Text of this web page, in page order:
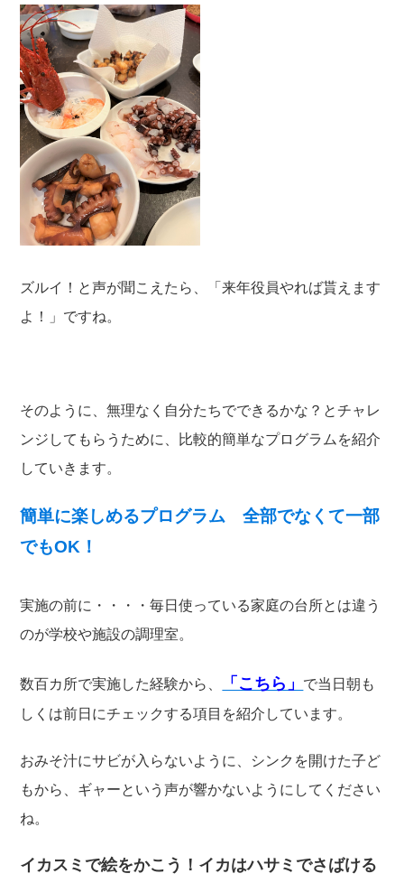
ズルイ！と声が聞こえたら、「来年役員やれば貰えます
よ！」ですね。
そのように、無理なく自分たちでできるかな？とチャレ
ンジしてもらうために、比較的簡単なプログラムを紹介
していきます。
簡単に楽しめるプログラム 全部でなくて一部
でもOK！
実施の前に・・・・毎日使っている家庭の台所とは違う
のが学校や施設の調理室。
数百カ所で実施した経験から、 「こちら」
で当日朝も
しくは前日にチェックする項目を紹介しています。
おみそ汁にサビが入らないように、シンクを開けた子ど
もから、ギャーという声が響かないようにしてください
ね。
イカスミで絵をかこう！イカはハサミでさばける